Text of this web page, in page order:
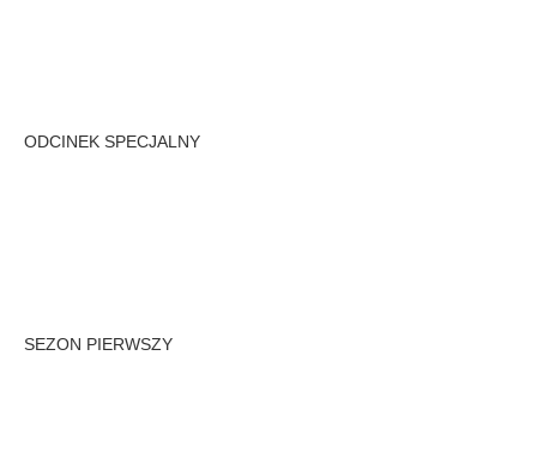
ODCINEK SPECJALNY
SEZON PIERWSZY